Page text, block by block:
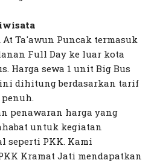
Ta'awun Puncak termasuk
Full Day ke luar kota
Harga sewa 1 unit Big Bus
dihitung berdasarkan tarif
penawaran harga yang
untuk kegiatan
seperti PKK. Kami
Kramat Jati mendapatkan